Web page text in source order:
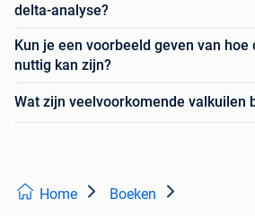
delta-analyse?
Kun je een voorbeeld geven van hoe
nuttig kan zijn?
Wat zijn veelvoorkomende valkuilen
Home Boeken